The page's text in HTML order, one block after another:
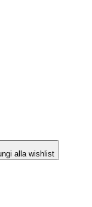
alla wishlist